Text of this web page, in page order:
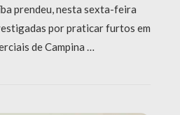
prendeu, nesta sexta-feira
por praticar furtos em
de Campina …